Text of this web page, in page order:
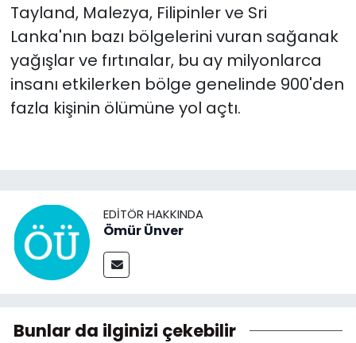
Tayland, Malezya, Filipinler ve Sri
Lanka'nın bazı bölgelerini vuran sağanak
yağışlar ve fırtınalar, bu ay milyonlarca
insanı etkilerken bölge genelinde 900'den
fazla kişinin ölümüne yol açtı.
EDITÖR HAKKINDA
Ömür Ünver
Bunlar da ilginizi çekebilir